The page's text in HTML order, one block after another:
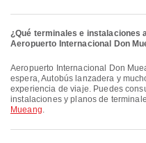
¿Qué terminales e instalaciones
Aeropuerto Internacional Don
Aeropuerto Internacional Don Mueang ofrece Alquiler de coches, Área de
espera, Autobús lanzadera y
experiencia de viaje. Puedes
instalaciones y planos de
Mueang.